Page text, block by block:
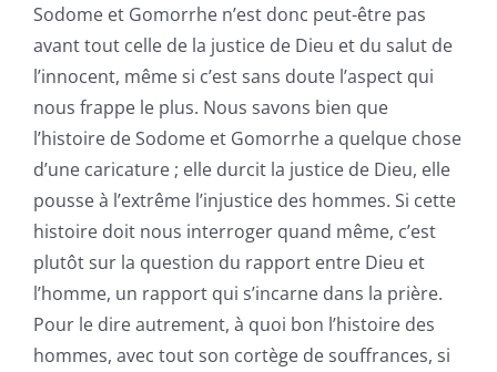
Sodome et Gomorrhe n’est donc peut-être pas
avant tout celle de la justice de Dieu et du salut de
l’innocent, même si c’est sans doute l’aspect qui
nous frappe le plus. Nous savons bien que
l’histoire de Sodome et Gomorrhe a quelque chose
d’une caricature ; elle durcit la justice de Dieu, elle
pousse à l’extrême l’injustice des hommes. Si cette
histoire doit nous interroger quand même, c’est
plutôt sur la question du rapport entre Dieu et
l’homme, un rapport qui s’incarne dans la prière.
Pour le dire autrement, à quoi bon l’histoire des
hommes, avec tout son cortège de souffrances, si